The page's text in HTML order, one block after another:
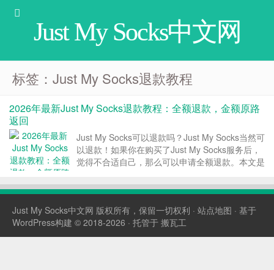
Just My Socks中文网
标签：Just My Socks退款教程
2026年最新Just My Socks退款教程：全额退款，金额原路
返回
Just My Socks可以退款吗？Just My Socks当然可
以退款！如果你在购买了Just My Socks服务后，
觉得不合适自己，那么可以申请全额退款。本文是
退款条款 Just My ...
Just My Socks中文网 版权所有，保留一切权利 · 站点地图 · 基于
WordPress构建 © 2018-2026 · 托管于 搬瓦工